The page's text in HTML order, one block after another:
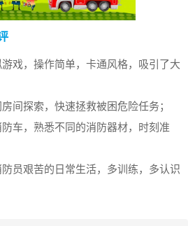
戏，操作简单，卡通风格，吸引了大
间探索，快速拯救被困危险任务；
车，熟悉不同的消防器材，时刻准
员艰苦的日常生活，多训练，多认识